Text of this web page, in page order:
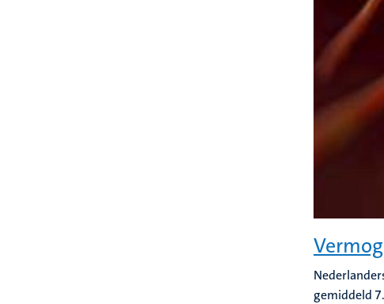
gemiddeld